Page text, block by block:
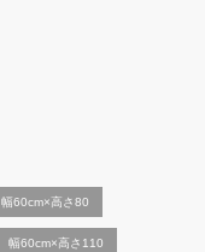
幅60cm×高さ80
幅60cm×高さ110